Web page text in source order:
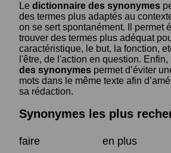
Le dictionnaire des synonymes
des termes plus adaptés au
on se sert spontanément. Il permet
trouver des termes plus adéquat
caractéristique, le but, la fonction,
l'être, de l'action en question. Enfin,
des synonymes permet d’éviter
mots dans le même texte afin
sa rédaction.
Synonymes les plus
faire
en plus